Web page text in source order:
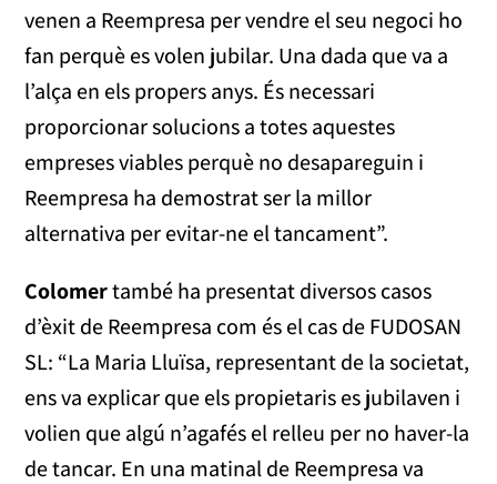
venen a Reempresa per vendre el seu negoci ho
fan perquè es volen jubilar. Una dada que va a
l’alça en els propers anys. És necessari
proporcionar solucions a totes aquestes
empreses viables perquè no desapareguin i
Reempresa ha demostrat ser la millor
alternativa per evitar-ne el tancament”.
Colomertambé ha presentat diversos casos
d’èxit de Reempresa com és el cas de FUDOSAN
SL: “La Maria Lluïsa, representant de la societat,
ens va explicar que els propietaris es jubilaven i
volien que algú n’agafés el relleu per no haver-la
de tancar. En una matinal de Reempresa va